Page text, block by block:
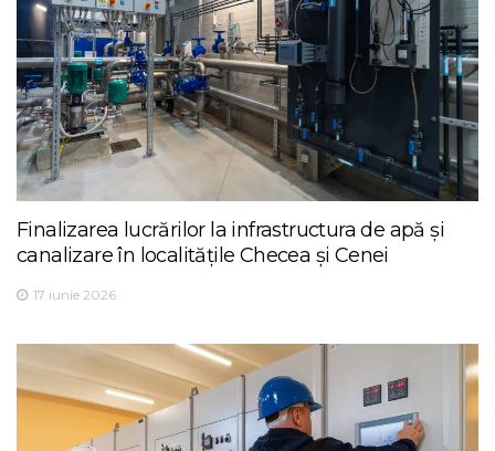
Finalizarea lucrărilor la infrastructura de apă și
canalizare în localitățile Checea și Cenei
17 iunie 2026